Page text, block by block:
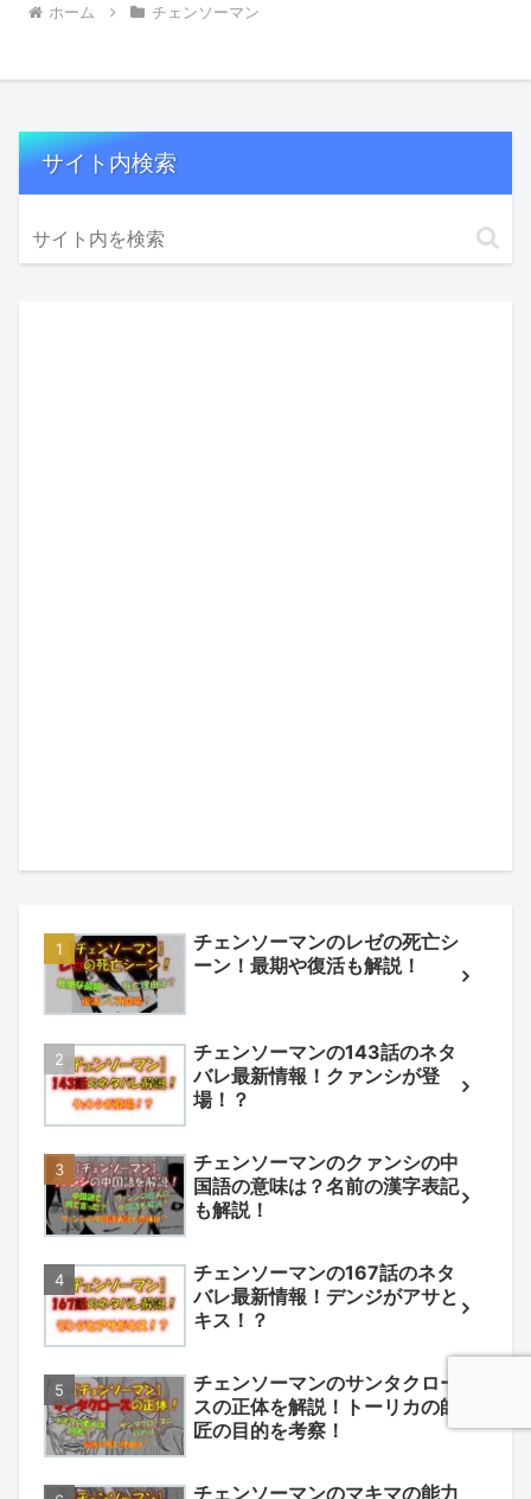
ホーム チェンソーマン
サイト内検索
チェンソーマンのレゼの死亡シ
ーン！最期や復活も解説！
チェンソーマンの143話のネタ
バレ最新情報！クァンシが登
場！？
チェンソーマンのクァンシの中
国語の意味は？名前の漢字表記
も解説！
チェンソーマンの167話のネタ
バレ最新情報！デンジがアサと
キス！？
チェンソーマンのサンタクロー
スの正体を解説！トーリカの師
匠の目的を考察！
チェンソーマンのマキマの能力